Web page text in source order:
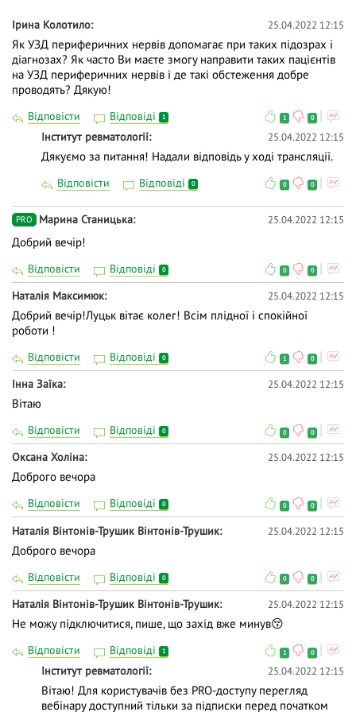
👍 Долучайтеся до діалогу, задавайте питання та
висловлюйте власну думку - зробіть навчання
дієвішим. Ми намагаємось відповідати і після
вебінарів.
Ірина Колотило 25.04.2022 12:15
Як УЗД периферичних нервів допомагає при таких підозрах і
діагнозах? Як часто Ви маєте змогу направити таких пацієнтів
на УЗД периферичних нервів і де такі обстеження добре
проводять? Дякую!
Відповісти Відповіді 1 1 0
Інститут ревматології 25.04.2022 12:15
Дякуємо за питання! Надали відповідь у ході трансляції.
Відповісти Відповіді 0 0 0
PRO Марина Станицька 25.04.2022 12:15
Добрий вечір!
Відповісти Відповіді 0 0 0
Наталія Максимюк 25.04.2022 12:15
Добрий вечір!Луцьк вітає колег! Всім плідної і спокійної
роботи !
Відповісти Відповіді 0 1 0
Інна Заїка 25.04.2022 12:15
Вітаю
Відповісти Відповіді 0 0 0
Оксана Холiна 25.04.2022 12:15
Доброго вечора
Відповісти Відповіді 0 0 0
Наталія Вінтонів-Трушик Вінтонів-Трушик 25.04.2022 12:15
Доброго вечора
Відповісти Відповіді 0 0 0
Наталія Вінтонів-Трушик Вінтонів-Трушик 25.04.2022 12:15
Не можу підключитися, пише, що захід вже минув😚
Відповісти Відповіді 1 1 0
Інститут ревматології 25.04.2022 12:15
Вітаю! Для користувачів без PRO-доступу перегляд
вебінару доступний тільки за підписки перед початком